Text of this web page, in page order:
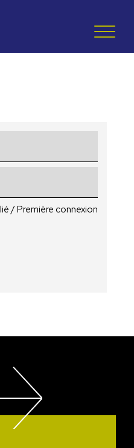
/ Première connexion